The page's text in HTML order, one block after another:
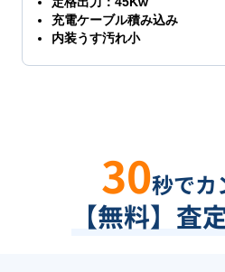
充電ケーブル積み込み
内装うす汚れ小
30秒でカ
【無料】査